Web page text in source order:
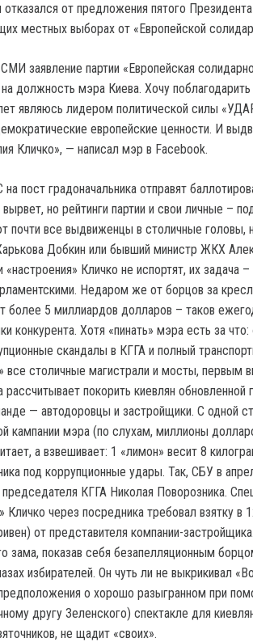
от предложения пятого
местных выборах от «Европейской
заявление партии «Европейская
должность мэра Киева. Хочу
являюсь лидером политической силы
европейские ценности. И
Кличко», — написал мэр в Facebook.
на пост градоначальника отправят
но рейтинги партии и свои личные –
почти все выдвиженцы в столичные головы,
Добкин или бывший министр ЖКХ
«настроения» Кличко не испортят, их задача
Недаром же от борцов за
более 5 миллиардов долларов – таков
конкурента. Хотя «пинать» мэра есть за
скандалы в КГГА и полный
все столичные магистрали и мосты, первым
рассчитывает покорить киевлян
— автодоровцы и застройщики. С одной
кампании мэра (по слухам, миллионы
а взвешивает: 1 «лимон» весит 8
под коррупционные удары. Так, СБУ в
КГГА Николая Поворозника.
Кличко через посредника требовал взятку
от представителя компании-
зама, показав себя безапелляционным
избирателей. Он чуть ли не выкрикивал
о хорошо разыгранном при
другу Зеленского) спектакле для
не щадит «своих».